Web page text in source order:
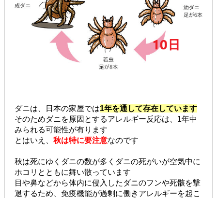
ダニは、日本の家屋では1年を通して存在しています
そのためダニを原因とするアレルギー反応は、1年中
みられる可能性が有ります
とはいえ、 秋は特に要注意なのです
秋は死にゆくダニの数が多くダニの死がいが空気中に
ホコリとともに舞い散っています
目や鼻などから体内に侵入したダニのフンや死骸を撃
退するため、免疫機能が過剰に働きアレルギーを起こ